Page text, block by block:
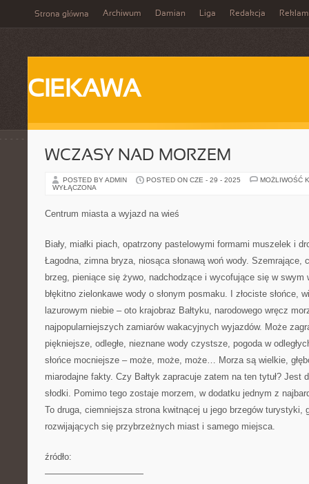
Strona główna Archiwum Damian Liga Redakcja
CIEKAWA
WCZASY NAD MORZEM
POSTED BY ADMIN POSTED ON CZE - 29 - 2025
MOŻLIWOŚĆ
WYŁĄCZONA
Centrum miasta a wyjazd na wieś
Biały, miałki piach, opatrzony pastelowymi formami muszelek i
Łagodna, zimna bryza, niosąca słonawą woń wody. Szemrające,
brzeg, pieniące się żywo, nadchodzące i wycofujące się w swym
błękitno zielonkawe wody o słonym posmaku. I złociste słońce,
lazurowym niebie – oto krajobraz Bałtyku, narodowego wręcz
najpopularniejszych zamiarów wakacyjnych wyjazdów. Może
piękniejsze, odległe, nieznane wody czystsze, pogoda w
słońce mocniejsze – może, może, może… Morza są wielkie,
miarodajne fakty. Czy Bałtyk zapracuje zatem na ten tytuł? Jest
słodki. Pomimo tego zostaje morzem, w dodatku jednym z
To druga, ciemniejsza strona kwitnącej u jego brzegów turystyki,
rozwijających się przybrzeżnych miast i samego miejsca.
źródło:
———————————